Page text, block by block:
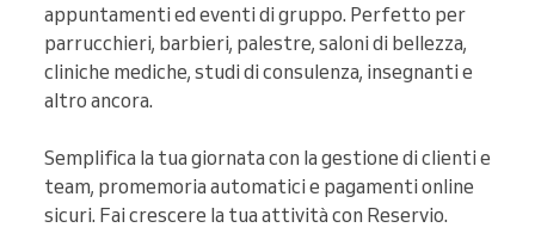
appuntamenti ed eventi di gruppo. Perfetto per
parrucchieri, barbieri, palestre, saloni di bellezza,
cliniche mediche, studi di consulenza, insegnanti e
altro ancora.
Semplifica la tua giornata con la gestione di clienti e
team, promemoria automatici e pagamenti online
sicuri. Fai crescere la tua attività con Reservio.